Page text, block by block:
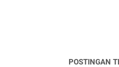
POSTINGAN